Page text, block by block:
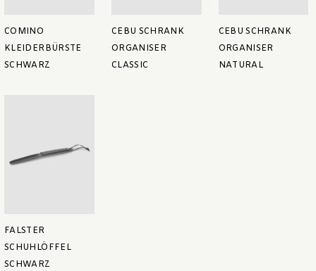
COMINO
KLEIDERBÜRSTE
SCHWARZ
CEBU SCHRANK
ORGANISER
CLASSIC
CEBU SCHRANK
ORGANISER
NATURAL
FALSTER
SCHUHLÖFFEL
SCHWARZ